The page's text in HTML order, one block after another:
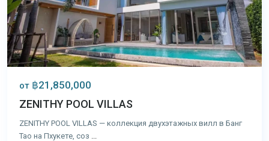
от ฿21,850,000
ZENITHY POOL VILLAS
ZENITHY POOL VILLAS — коллекция двухэтажных вилл в Банг
Тао на Пхукете, соз